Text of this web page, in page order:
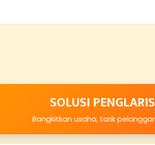
SOLUSI
Bangkitkan usaha, tarik